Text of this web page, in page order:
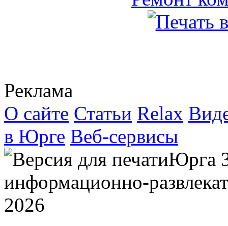
Реклама
О сайте Статьи Relax
в Юрге Веб-сервисы
Юрга
информационно-
2026